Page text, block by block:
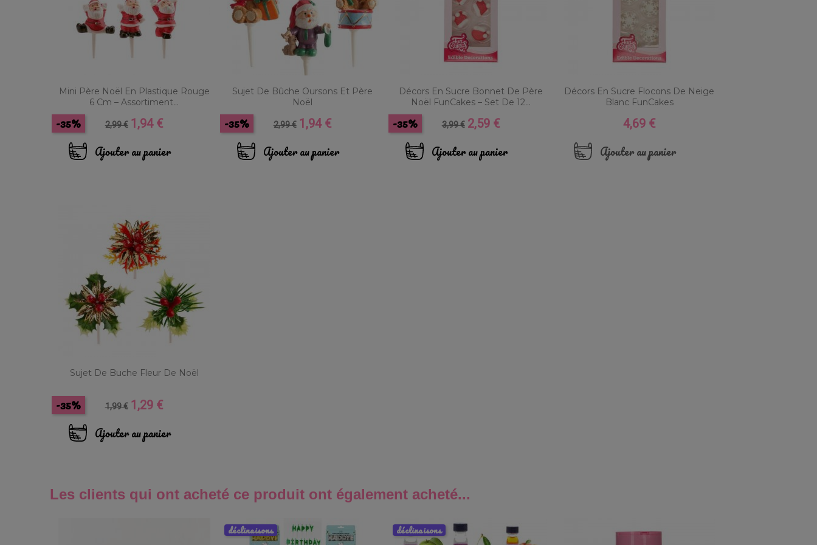
Mini Père Noël En Plastique Rouge
6 Cm – Assortiment...
Prix
base
2,99 €
-35% Prix
1,94 €
Ajouter au panier
Sujet De Bûche Oursons Et Père
Noël
Prix
base
2,99 €
-35% Prix
1,94 €
Ajouter au panier
Décors En Sucre Bonnet De Père
Noël FunCakes – Set De 12...
Prix
base
3,99 €
-35% Prix
2,59 €
Ajouter au panier
Décors En Sucre Flocons De Neige
Blanc FunCakes
Prix
4,69 €
Ajouter au panier
Sujet De Buche Fleur De Noël
Prix
base
1,99 €
-35% Prix
1,29 €
Ajouter au panier
Les clients qui ont acheté ce produit ont également acheté...
déclinaisons déclinaisons